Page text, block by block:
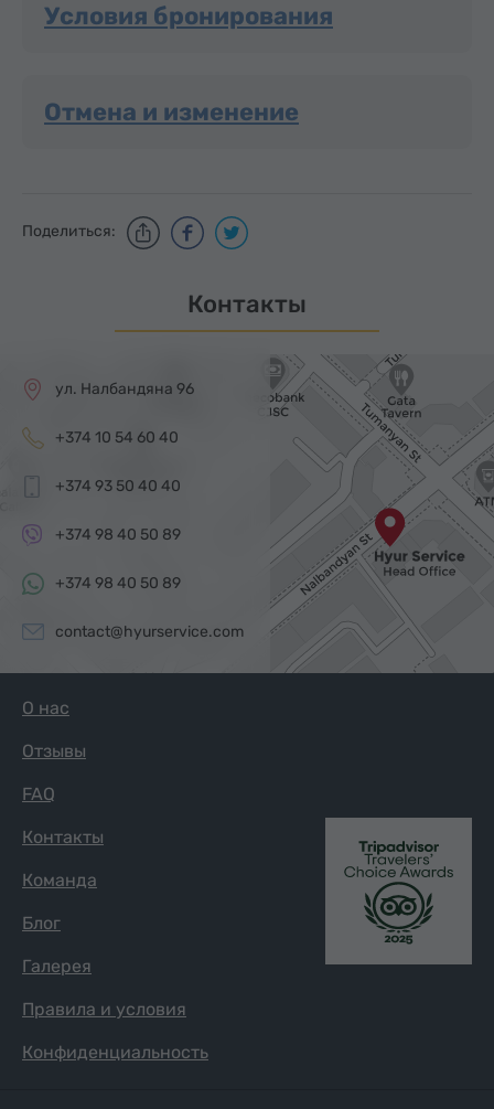
Условия бронирования
Отмена и изменение
Поделиться:
Контакты
ул. Налбандяна 96
+374 10 54 60 40
+374 93 50 40 40
+374 98 40 50 89
+374 98 40 50 89
contact@hyurservice.com
О нас
Отзывы
FAQ
Контакты
Команда
Блог
Галерея
Правила и условия
Конфиденциальность